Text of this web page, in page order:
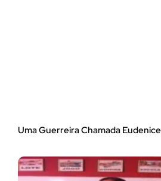
Uma Guerreira Chamada Eudenice